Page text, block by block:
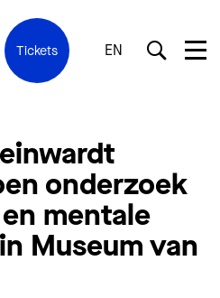
Tickets EN
onderzoek
mentale
Museum van